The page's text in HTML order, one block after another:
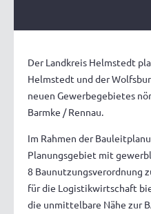
Der Landkreis Helmstedt
Helmstedt und der
neuen Gewerbegebietes
Barmke / Rennau.
Im Rahmen der
Planungsgebiet mit
8 Baunutzungsverordnung
für die Logistikwirtschaft
die unmittelbare Nähe zur